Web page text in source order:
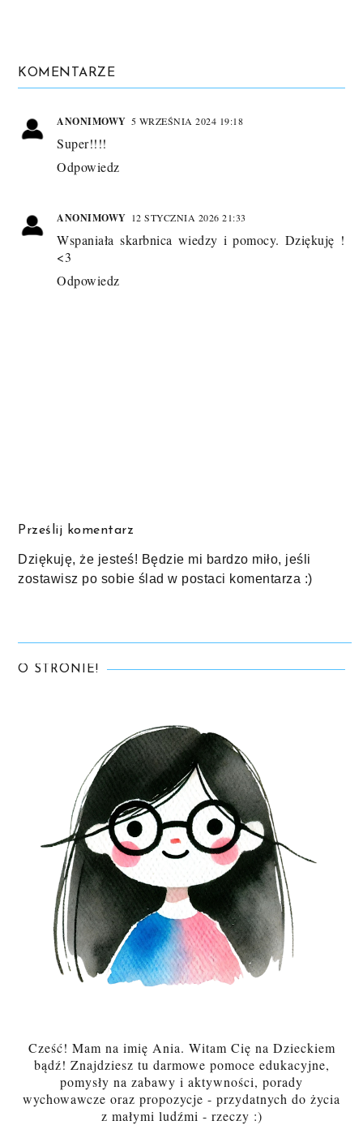
KOMENTARZE
ANONIMOWY 5 WRZEŚNIA 2024 19:18
Super!!!!
Odpowiedz
ANONIMOWY 12 STYCZNIA 2026 21:33
Wspaniała skarbnica wiedzy i pomocy. Dziękuję !
<3
Odpowiedz
Prześlij komentarz
Dziękuję, że jesteś! Będzie mi bardzo miło, jeśli
zostawisz po sobie ślad w postaci komentarza :)
O STRONIE!
Cześć! Mam na imię Ania. Witam Cię na Dzieckiem
bądź! Znajdziesz tu darmowe pomoce edukacyjne,
pomysły na zabawy i aktywności, porady
wychowawcze oraz propozycje - przydatnych do życia
z małymi ludźmi - rzeczy :)